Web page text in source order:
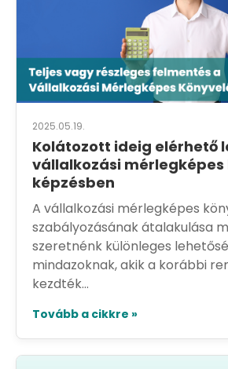
2025.05.19.
Kolátozott ideig elérhető
vállalkozási mérlegképes
képzésben
A vállalkozási mérlegképes
szabályozásának átalakulása
szeretnénk különleges
mindazoknak, akik a korábbi
kezdték...
Tovább a cikkre »